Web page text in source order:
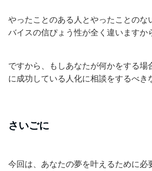
やったことのある人とやったことのな
バイスの信ぴょう性が全く違いますか
ですから、もしあなたが何かをする場
に成功している人化に相談をするべき
さいごに
今回は、あなたの夢を叶えるために必